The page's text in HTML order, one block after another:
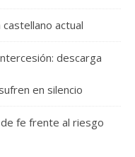
actual
descarga
en silencio
fe frente al riesgo